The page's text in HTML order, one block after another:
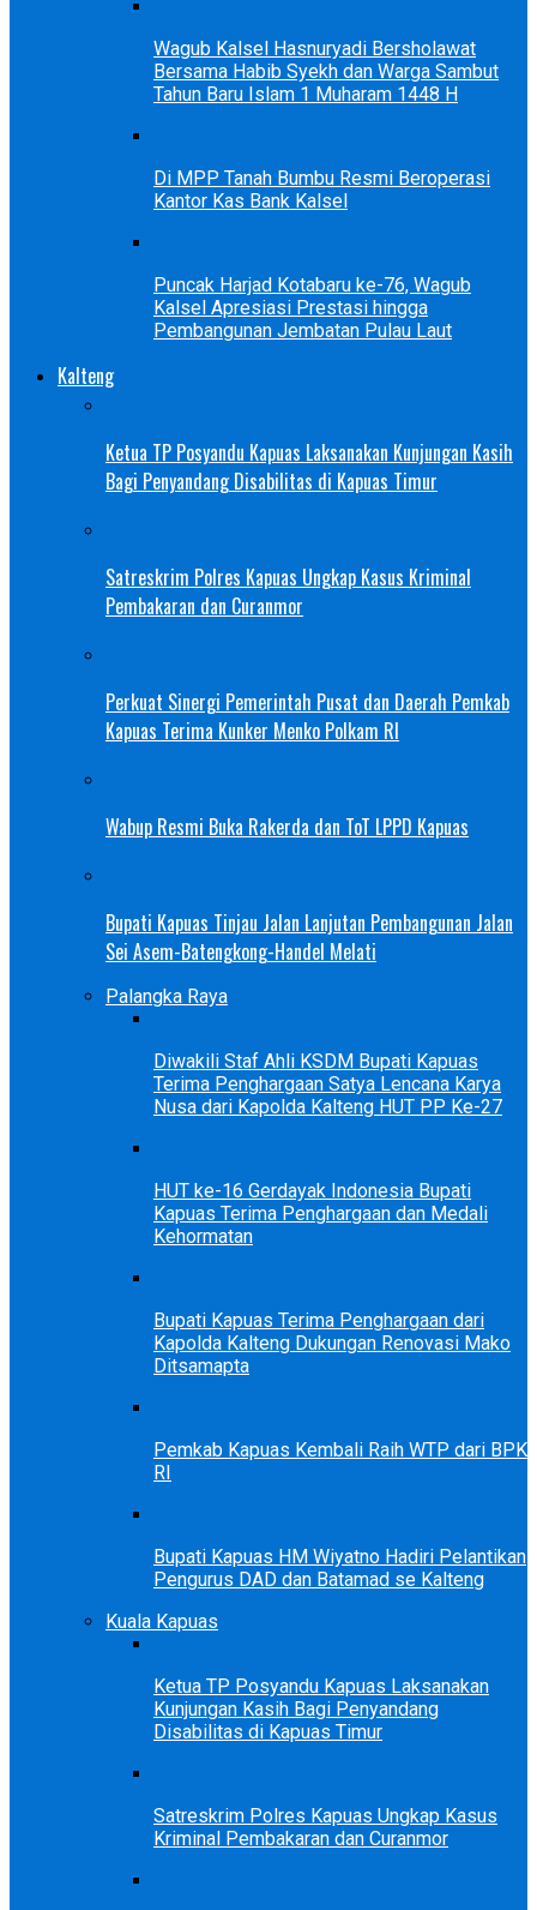
Wagub Kalsel Hasnuryadi Bersholawat
Bersama Habib Syekh dan Warga Sambut
Tahun Baru Islam 1 Muharam 1448 H
Di MPP Tanah Bumbu Resmi Beroperasi
Kantor Kas Bank Kalsel
Puncak Harjad Kotabaru ke-76, Wagub
Kalsel Apresiasi Prestasi hingga
Pembangunan Jembatan Pulau Laut
Kalteng
Ketua TP Posyandu Kapuas Laksanakan Kunjungan Kasih
Bagi Penyandang Disabilitas di Kapuas Timur
Satreskrim Polres Kapuas Ungkap Kasus Kriminal
Pembakaran dan Curanmor
Perkuat Sinergi Pemerintah Pusat dan Daerah Pemkab
Kapuas Terima Kunker Menko Polkam RI
Wabup Resmi Buka Rakerda dan ToT LPPD Kapuas
Bupati Kapuas Tinjau Jalan Lanjutan Pembangunan Jalan
Sei Asem-Batengkong-Handel Melati
Palangka Raya
Diwakili Staf Ahli KSDM Bupati Kapuas
Terima Penghargaan Satya Lencana Karya
Nusa dari Kapolda Kalteng HUT PP Ke-27
HUT ke-16 Gerdayak Indonesia Bupati
Kapuas Terima Penghargaan dan Medali
Kehormatan
Bupati Kapuas Terima Penghargaan dari
Kapolda Kalteng Dukungan Renovasi Mako
Ditsamapta
Pemkab Kapuas Kembali Raih WTP dari BPK
RI
Bupati Kapuas HM Wiyatno Hadiri Pelantikan
Pengurus DAD dan Batamad se Kalteng
Kuala Kapuas
Ketua TP Posyandu Kapuas Laksanakan
Kunjungan Kasih Bagi Penyandang
Disabilitas di Kapuas Timur
Satreskrim Polres Kapuas Ungkap Kasus
Kriminal Pembakaran dan Curanmor